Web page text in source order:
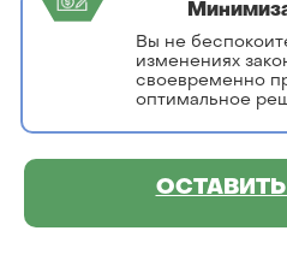
Вы не
изменениях
своевременно
оптимальное